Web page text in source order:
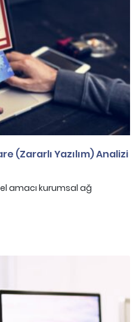
(Zararlı Yazılım) Analizi
amacı kurumsal ağ